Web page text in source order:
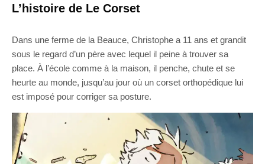
L’histoire de Le Corset
Dans une ferme de la Beauce, Christophe a 11 ans et grandit
sous le regard d’un père avec lequel il peine à trouver sa
place. À l’école comme à la maison, il penche, chute et se
heurte au monde, jusqu’au jour où un corset orthopédique lui
est imposé pour corriger sa posture.